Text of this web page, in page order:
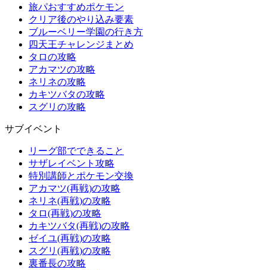
旅パおすすめポケモン
クリア後のやり込み要素
ブルーベリー学園の行き方
四天王チャレンジまとめ
タロの攻略
アカマツの攻略
ネリネの攻略
カキツバタの攻略
スグリの攻略
サブイベント
リーグ部でできること
サザレイベント攻略
特別講師とポケモン交換
アカマツ(再戦)の攻略
ネリネ(再戦)の攻略
タロ(再戦)の攻略
カキツバタ(再戦)の攻略
ゼイユ(再戦)の攻略
スグリ(再戦)の攻略
裏番長の攻略